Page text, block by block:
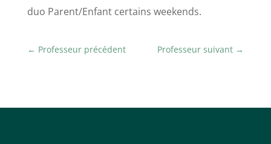
duo Parent/Enfant certains weekends.
← Professeur précédent Professeur suivant →